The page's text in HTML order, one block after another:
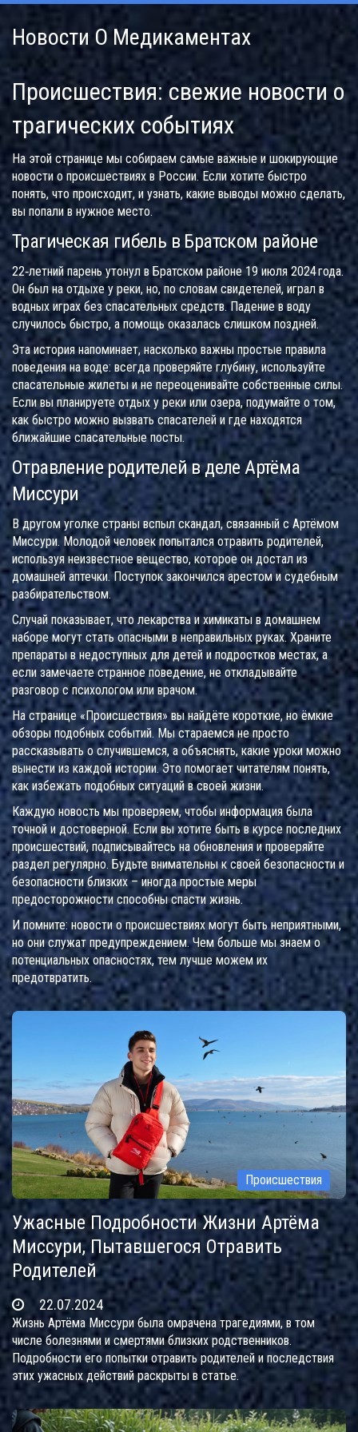
Новости О Медикаментах
Происшествия: свежие новости о
трагических событиях
На этой странице мы собираем самые важные и шокирующие
новости о происшествиях в России. Если хотите быстро
понять, что происходит, и узнать, какие выводы можно сделать,
вы попали в нужное место.
Трагическая гибель в Братском районе
22‑летний парень утонул в Братском районе 19 июля 2024 года.
Он был на отдыхе у реки, но, по словам свидетелей, играл в
водных играх без спасательных средств. Падение в воду
случилось быстро, а помощь оказалась слишком поздней.
Эта история напоминает, насколько важны простые правила
поведения на воде: всегда проверяйте глубину, используйте
спасательные жилеты и не переоценивайте собственные силы.
Если вы планируете отдых у реки или озера, подумайте о том,
как быстро можно вызвать спасателей и где находятся
ближайшие спасательные посты.
Отравление родителей в деле Артёма
Миссури
В другом уголке страны вспыл скандал, связанный с Артёмом
Миссури. Молодой человек попытался отравить родителей,
используя неизвестное вещество, которое он достал из
домашней аптечки. Поступок закончился арестом и судебным
разбирательством.
Случай показывает, что лекарства и химикаты в домашнем
наборе могут стать опасными в неправильных руках. Храните
препараты в недоступных для детей и подростков местах, а
если замечаете странное поведение, не откладывайте
разговор с психологом или врачом.
На странице «Происшествия» вы найдёте короткие, но ёмкие
обзоры подобных событий. Мы стараемся не просто
рассказывать о случившемся, а объяснять, какие уроки можно
вынести из каждой истории. Это помогает читателям понять,
как избежать подобных ситуаций в своей жизни.
Каждую новость мы проверяем, чтобы информация была
точной и достоверной. Если вы хотите быть в курсе последних
происшествий, подписывайтесь на обновления и проверяйте
раздел регулярно. Будьте внимательны к своей безопасности и
безопасности близких – иногда простые меры
предосторожности способны спасти жизнь.
И помните: новости о происшествиях могут быть неприятными,
но они служат предупреждением. Чем больше мы знаем о
потенциальных опасностях, тем лучше можем их
предотвратить.
Происшествия
Ужасные Подробности Жизни Артёма
Миссури, Пытавшегося Отравить
Родителей
22.07.2024
Жизнь Артёма Миссури была омрачена трагедиями, в том
числе болезнями и смертями близких родственников.
Подробности его попытки отравить родителей и последствия
этих ужасных действий раскрыты в статье.